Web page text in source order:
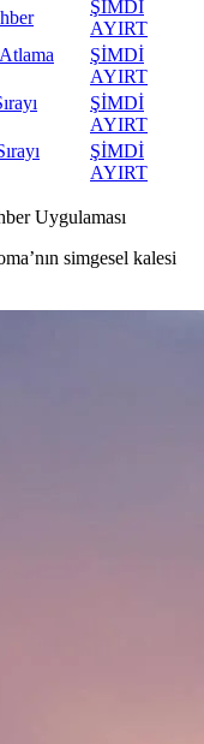
ŞİMDİ
AYIRT
ŞİMDİ
AYIRT
ŞİMDİ
AYIRT
ŞİMDİ
AYIRT
Uygulaması
simgesel kalesi